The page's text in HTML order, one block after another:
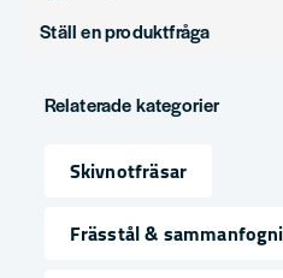
Produkttyp
Ställ en produktfråga
Fråga oss något om denna
Namn
Relaterade kategorier
Skivnotfräsar
Frässtål &